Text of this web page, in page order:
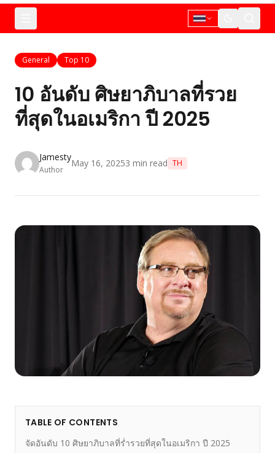
General Top 10
10 อันดับ ศิษยาภิบาลที่รวย
ที่สุดในอเมริกา ปี 2025
Jamesty
Author
May 16, 20253 min read TH
TABLE OF CONTENTS
จัดอันดับ 10 ศิษยาภิบาลที่ร่ำรวยที่สุดในอเมริกา ปี 2025